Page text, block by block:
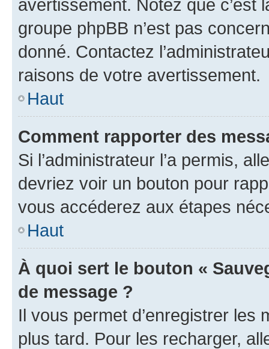
avertissement. Notez que c’est
groupe phpBB n’est pas
donné. Contactez
raisons de votre avertissement.
Haut
Comment rapporter des
Si l’administrateur l’a permis,
devriez voir un bouton pour
vous accéderez aux étapes
Haut
À quoi sert le bouton «
de message ?
Il vous permet d’enregistrer
plus tard. Pour les recharger,